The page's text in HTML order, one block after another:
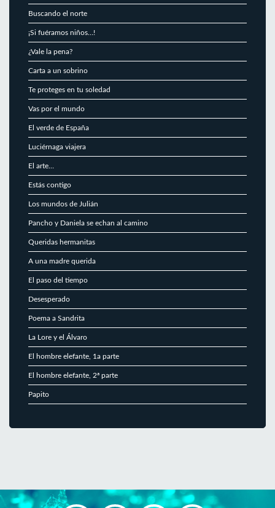
Buscando el norte
¡Si fuéramos niños…!
¿Vale la pena?
Carta a un sobrino
Te proteges en tu soledad
Vas por el mundo
El verde de España
Luciérnaga viajera
El arte…
Estás contigo
Los mundos de Julián
Pancho y Daniela se echan al camino
Queridas hermanitas
A una madre querida
El paso del tiempo
Desesperado
Poema a Sandrita
La Lore y el Álvaro
El hombre elefante, 1a parte
El hombre elefante, 2ª parte
Papito